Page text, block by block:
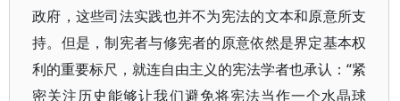
政府，这些司法实践也并不为宪法的文本和原意所支
持。但是，制宪者与修宪者的原意依然是界定基本权
利的重要标尺，就连自由主义的宪法学者也承认：“紧
密关注历史能够让我们避免将宪法当作一个水晶球